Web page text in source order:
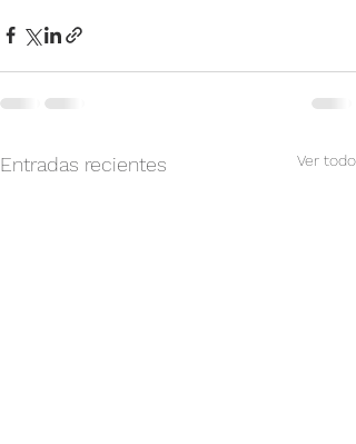
Entradas recientes Ver todo